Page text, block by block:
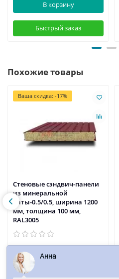
В корзину
Быстрый заказ
Похожие товары
Ваша скидка: -17%
Стеновые сэндвич-панели
из минеральной
ваты-0.5/0.5, ширина 1200
мм, толщина 100 мм,
RAL3005
2057р. 1708р.
Анна